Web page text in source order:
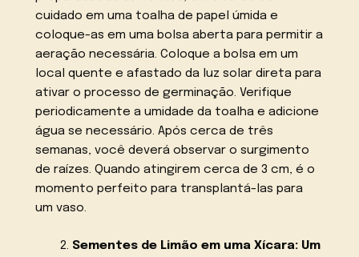
cuidado em uma toalha de papel úmida e
coloque-as em uma bolsa aberta para permitir a
aeração necessária. Coloque a bolsa em um
local quente e afastado da luz solar direta para
ativar o processo de germinação. Verifique
periodicamente a umidade da toalha e adicione
água se necessário. Após cerca de três
semanas, você deverá observar o surgimento
de raízes. Quando atingirem cerca de 3 cm, é o
momento perfeito para transplantá-las para
um vaso.
Sementes de Limão em uma Xícara: Um